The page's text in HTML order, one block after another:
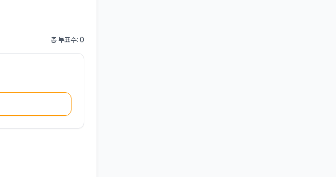
총 투표수: 0